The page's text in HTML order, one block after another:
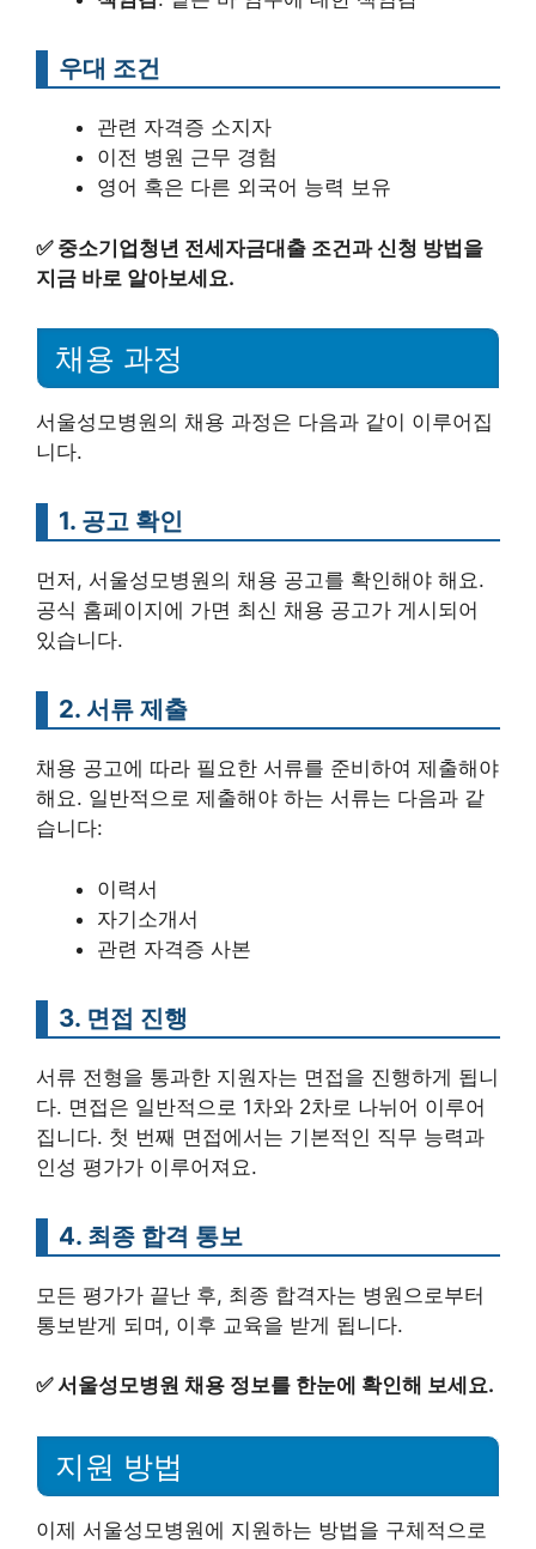
우대 조건
관련 자격증 소지자
이전 병원 근무 경험
영어 혹은 다른 외국어 능력 보유
✅ 중소기업청년 전세자금대출 조건과 신청 방법을
지금 바로 알아보세요.
채용 과정
서울성모병원의 채용 과정은 다음과 같이 이루어집
니다.
1. 공고 확인
먼저, 서울성모병원의 채용 공고를 확인해야 해요.
공식 홈페이지에 가면 최신 채용 공고가 게시되어
있습니다.
2. 서류 제출
채용 공고에 따라 필요한 서류를 준비하여 제출해야
해요. 일반적으로 제출해야 하는 서류는 다음과 같
습니다:
이력서
자기소개서
관련 자격증 사본
3. 면접 진행
서류 전형을 통과한 지원자는 면접을 진행하게 됩니
다. 면접은 일반적으로 1차와 2차로 나뉘어 이루어
집니다. 첫 번째 면접에서는 기본적인 직무 능력과
인성 평가가 이루어져요.
4. 최종 합격 통보
모든 평가가 끝난 후, 최종 합격자는 병원으로부터
통보받게 되며, 이후 교육을 받게 됩니다.
✅서울성모병원 채용 정보를 한눈에 확인해 보세요.
지원 방법
이제 서울성모병원에 지원하는 방법을 구체적으로